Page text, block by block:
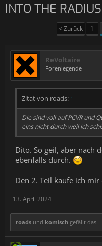
INTO THE
< Zurück 1
ReVoltaire
Forenlegende
Zitat von roads: ↑
Die sind voll auf PCVR und
eins nicht durch weil ich
Dito. So geil, aber nach
ebenfalls durch.
Den 2. Teil kaufe ich
13. April 2024
roads und komisch gefällt das.